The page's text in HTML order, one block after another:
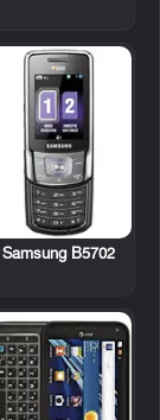
Samsung B5702